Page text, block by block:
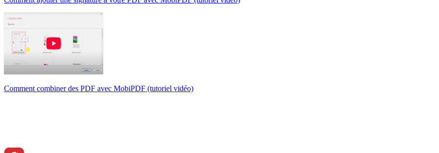
Comment combiner des PDF avec MobiPDF (tutoriel vidéo)